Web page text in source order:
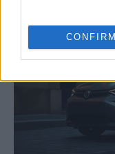
CONFIRM